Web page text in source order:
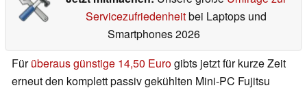
Servicezufriedenheitbei Laptops und
Smartphones 2026
Fürüberaus günstige 14,50 Eurogibts jetzt für kurze Zeit
erneut den komplett passiv gekühlten Mini-PC Fujitsu